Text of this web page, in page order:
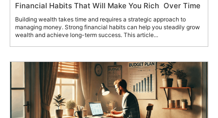
Financial Habits That Will Make You Rich Over Time
Building wealth takes time and requires a strategic approach to
managing money. Strong financial habits can help you steadily grow
wealth and achieve long-term success. This article...